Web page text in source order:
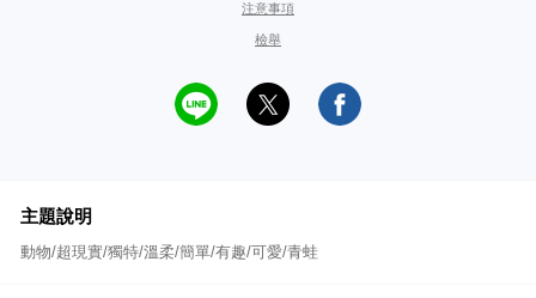
注意事項
檢舉
主題說明
動物/超現實/獨特/溫柔/簡單/有趣/可愛/青蛙